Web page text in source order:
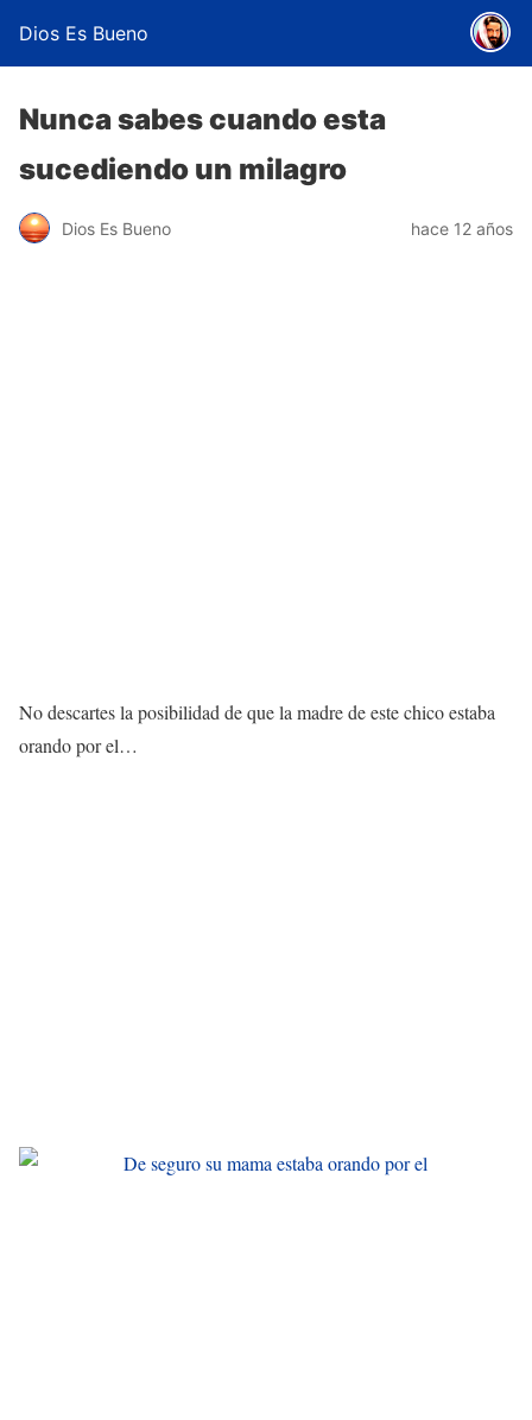
Dios Es Bueno
Nunca sabes cuando esta
sucediendo un milagro
Dios Es Bueno hace 12 años
No descartes la posibilidad de que la madre de este chico estaba
orando por el…